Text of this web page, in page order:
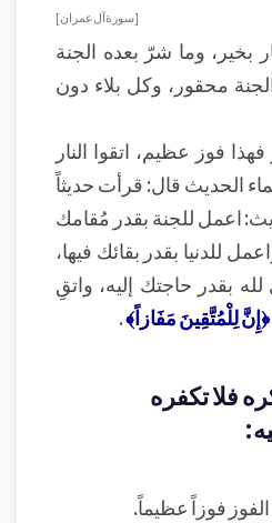
[ سورة آل عمران ]
بخير، وما شرّ بعده الجنة
محقور، وكل بلاء دون
فوز عظيم، اتقوا النار
الحديث قال: قرأت حديثاً
اعمل للجنة بقدر مُقامك
للدنيا بقدر بقائك فيها،
بقدر حاجتك إليه، واتقِ
﴿إِنَّ لِلْمُتَّقِينَ مَفَازاً﴾.
فلا تكفره
فوزاً عظيماً.